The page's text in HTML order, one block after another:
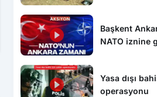
Başkent
NATO iznine
Yasa dışı
operasyonu